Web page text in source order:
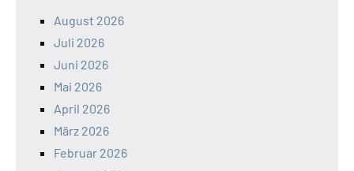
August 2026
Juli 2026
Juni 2026
Mai 2026
April 2026
März 2026
Februar 2026